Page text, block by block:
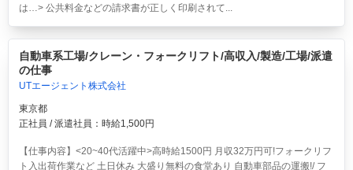
は…> 公共料金などの請求書が正しく印刷されて...
自動車系工場/クレーン・フォークリフト/高収入/製造/工場/派遣
の仕事
UTエージェント株式会社
東京都
正社員 / 派遣社員：時給1,500円
【仕事内容】<20~40代活躍中>高時給1500円 月収32万円可!フォークリフ
ト入出荷作業など 土日休み 大盛り無料の食堂あり 自動車部品の運搬!/ フ